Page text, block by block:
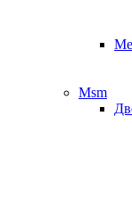
Msm